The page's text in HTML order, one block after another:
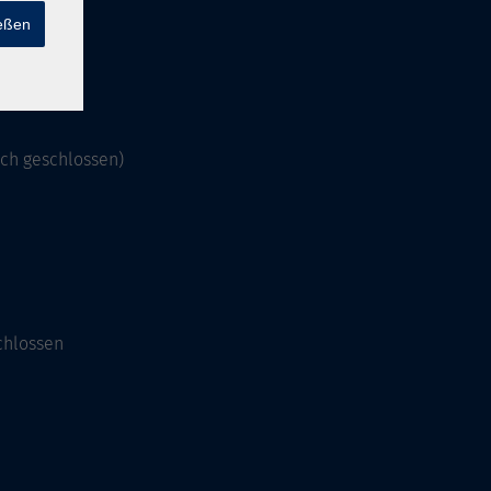
geschlossen)